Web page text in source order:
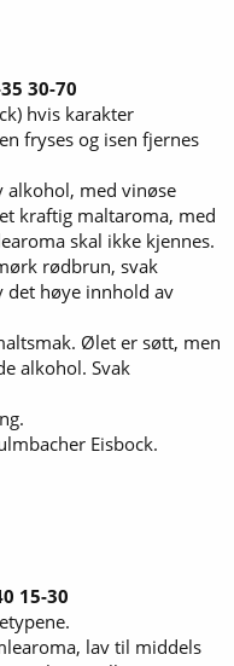
30-70
hvis karakter
fryses og isen fjernes
alkohol, med vinøse
kraftig maltaroma, med
skal ikke kjennes.
rødbrun, svak
det høye innhold av
Ølet er søtt, men
alkohol. Svak
Eisbock.
15-30
lav til middels